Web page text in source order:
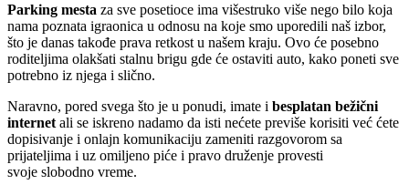
Parking mesta za sve posetioce ima višestruko više nego bilo koja
nama poznata igraonica u odnosu na koje smo uporedili naš izbor,
što je danas takođe prava retkost u našem kraju. Ovo će posebno
roditeljima olakšati stalnu brigu gde će ostaviti auto, kako poneti sve
potrebno iz njega i slično.
Naravno, pored svega što je u ponudi, imate i besplatan bežični
internet ali se iskreno nadamo da isti nećete previše korisiti već ćete
dopisivanje i onlajn komunikaciju zameniti razgovorom sa
prijateljima i uz omiljeno piće i pravo druženje provesti
svoje slobodno vreme.